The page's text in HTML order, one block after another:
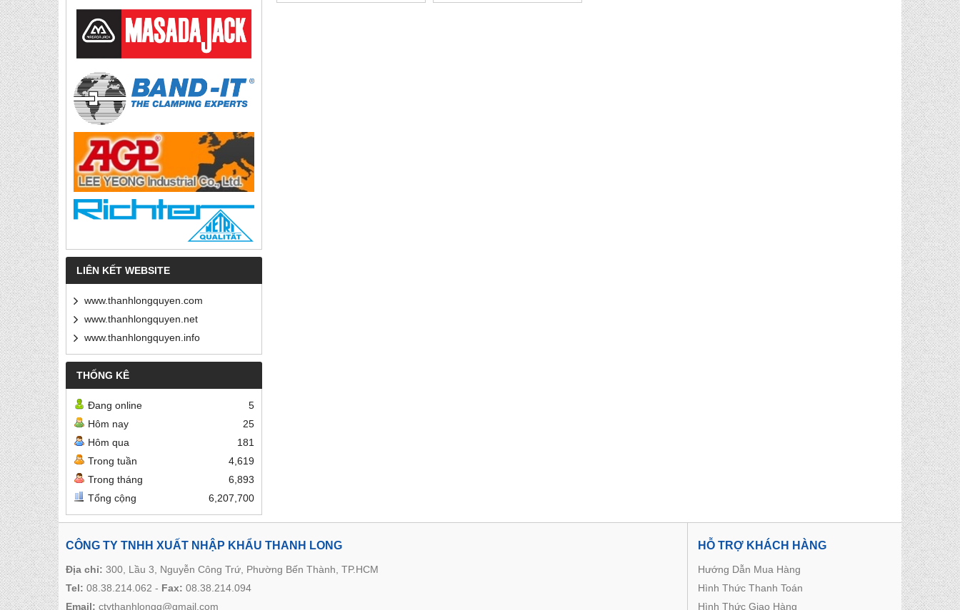
LIÊN KẾT WEBSITE
www.thanhlongquyen.com
www.thanhlongquyen.net
www.thanhlongquyen.info
THỐNG KÊ
Đang online
5
Hôm nay
25
Hôm qua
181
Trong tuần
4,619
Trong tháng
6,893
Tổng cộng
6,207,700
CÔNG TY TNHH XUẤT NHẬP KHẨU THANH LONG
Địa chỉ: 300, Lầu 3, Nguyễn Công Trứ, Phường Bến Thành, TP.HCM
Tel: 08.38.214.062 - Fax: 08.38.214.094
Email: ctythanhlongq@gmail.com
HỖ TRỢ KHÁCH HÀNG
Hướng Dẫn Mua Hàng
Hình Thức Thanh Toán
Hình Thức Giao Hàng